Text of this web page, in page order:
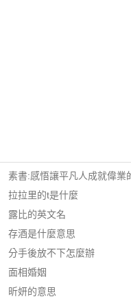
素書:感悟讓平凡人成就偉業
拉拉里的t是什麼
露比的英文名
存酒是什麼意思
分手後放不下怎麼辦
面相婚姻
昕妍的意思